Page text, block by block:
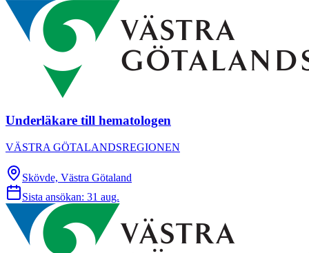
Underläkare till hematologen
VÄSTRA GÖTALANDSREGIONEN
Skövde, Västra Götaland
Sista ansökan: 31 aug.